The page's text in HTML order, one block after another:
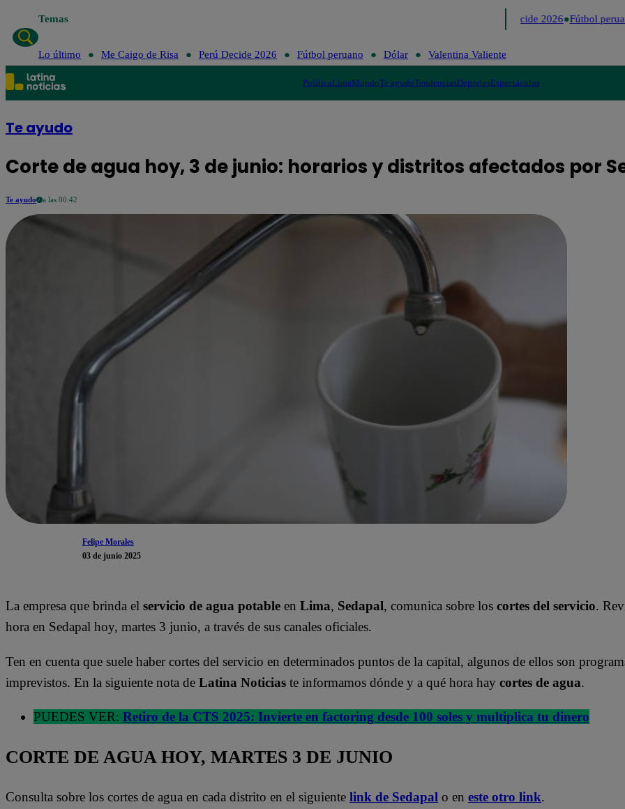
Temas Perú Decide 2026 Fútbol
Lo último Me Caigo de Risa Perú Decide 2026 Fútbol peruano Dólar Valentina Valiente
PolíticaLimaMundoTe ayudoTendenciasDeportesEspectáculos
Te ayudo
Corte de agua hoy, 3 de junio: horarios y distritos afectados por
Te ayudo a las 00:42
Felipe Morales
03 de junio 2025
La empresa que brinda el servicio de agua potable en Lima, Sedapal, comunica sobre los cortes del servicio.
hora en Sedapal hoy, martes 3 junio, a través de sus canales oficiales.
Ten en cuenta que suele haber cortes del servicio en determinados puntos de la capital, algunos de ellos son
imprevistos. En la siguiente nota de Latina Noticias te informamos dónde y a qué hora hay cortes de agua.
PUEDES VER: Retiro de la CTS 2025: Invierte en factoring desde 100 soles y multiplica tu dinero
CORTE DE AGUA HOY, MARTES 3 DE JUNIO
Consulta sobre los cortes de agua en cada distrito en el siguiente link de Sedapal o en este otro link.